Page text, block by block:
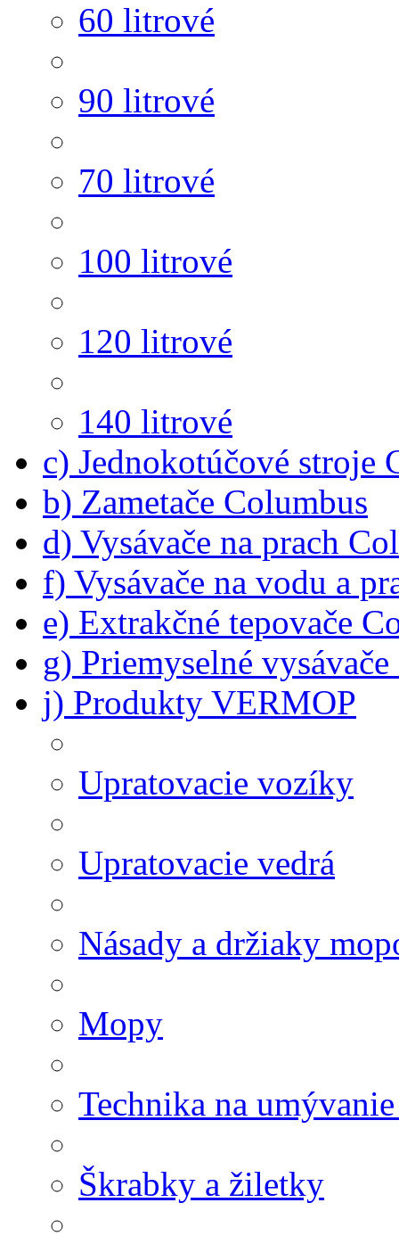
60 litrové
90 litrové
70 litrové
100 litrové
120 litrové
140 litrové
c) Jednokotúčové stroje
b) Zametače Columbus
d) Vysávače na prach
f) Vysávače na vodu a
e) Extrakčné tepovače
g) Priemyselné
j) Produkty VERMOP
Upratovacie vozíky
Upratovacie vedrá
Násady a držiaky
Mopy
Technika na
Škrabky a žiletky